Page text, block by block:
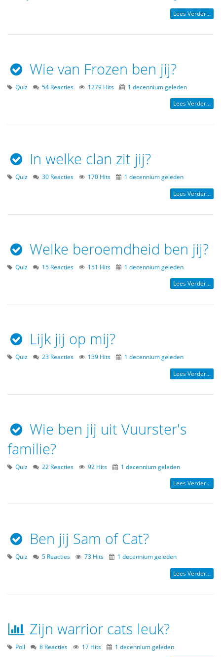
Lees Verder...
Wie van Frozen ben jij?
Quiz 54 Reacties 1279 Hits 1 decennium geleden
Lees Verder...
In welke clan zit jij?
Quiz 30 Reacties 170 Hits 1 decennium geleden
Lees Verder...
Welke beroemdheid ben jij?
Quiz 15 Reacties 151 Hits 1 decennium geleden
Lees Verder...
Lijk jij op mij?
Quiz 23 Reacties 139 Hits 1 decennium geleden
Lees Verder...
Wie ben jij uit Vuurster's
familie?
Quiz 22 Reacties 92 Hits 1 decennium geleden
Lees Verder...
Ben jij Sam of Cat?
Quiz 5 Reacties 73 Hits 1 decennium geleden
Lees Verder...
Zijn warrior cats leuk?
Poll 8 Reacties 17 Hits 1 decennium geleden